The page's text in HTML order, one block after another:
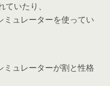
いたり、
ミュレーターを使ってい
ミュレーターが割と性格